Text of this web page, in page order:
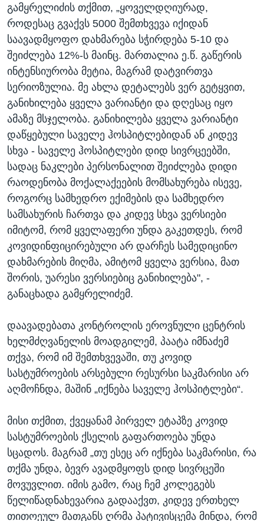
გამყრელიძის თქმით, „ყოველდღიურად,
როდესაც გვაქვს 5000 შემთხვევა იქიდან
საავადმყოფო დახმარება სჭირდება 5-10 და
შეიძლება 12%-ს მაინც. მართალია ე.წ. გაწერის
ინტენსიურობა მეტია, მაგრამ დატვირთვა
სერიოზულია. მე ახლა დეტალებს ვერ გეტყვით,
განიხილება ყველა ვარიანტი და დღესაც იყო
ამაზე მსჯელობა. განიხილება ყველა ვარიანტი
დაწყებული საველე ჰოსპიტლებიდან ან კიდევ
სხვა - საველე ჰოსპიტლები დიდ სივრცეებში,
სადაც ნაკლები პერსონალით შეიძლება დიდი
რაოდენობა მოქალაქეების მომსახურება ისევე,
როგორც სამხედრო ექიმების და სამხედრო
სამსახურის ჩართვა და კიდევ სხვა ვერსიები
იმიტომ, რომ ყველაფერი უნდა გაკეთდეს, რომ
კოვიდინფიცირებული არ დარჩეს სამედიცინო
დახმარების მიღმა, ამიტომ ყველა ვერსია, მათ
შორის, უარესი ვერსიებიც განიხილება", -
განაცხადა გამყრელიძემ.
დაავადებათა კონტროლის ეროვნული ცენტრის
ხელმძღვანელის მოადგილემ, პაატა იმნაძემ
თქვა, რომ იმ შემთხვევაში, თუ კოვიდ
სასტუმროების არსებული რესურსი საკმარისი არ
აღმოჩნდა, მაშინ „იქნება საველე ჰოსპიტლები“.
მისი თქმით, ქვეყანამ პირველ ეტაპზე კოვიდ
სასტუმროების ქსელის გაფართოება უნდა
სცადოს. მაგრამ „თუ ესეც არ იქნება საკმარისი, რა
თქმა უნდა, ბევრ ავადმყოფს დიდ სივრცეში
მოვუვლით. იმის გამო, რაც ჩემ კოლეგებს
წელიწადნახევარია გადააქვთ, კიდევ ერთხელ
თითოეულ მათგანს ღრმა პატივისცემა მინდა, რომ